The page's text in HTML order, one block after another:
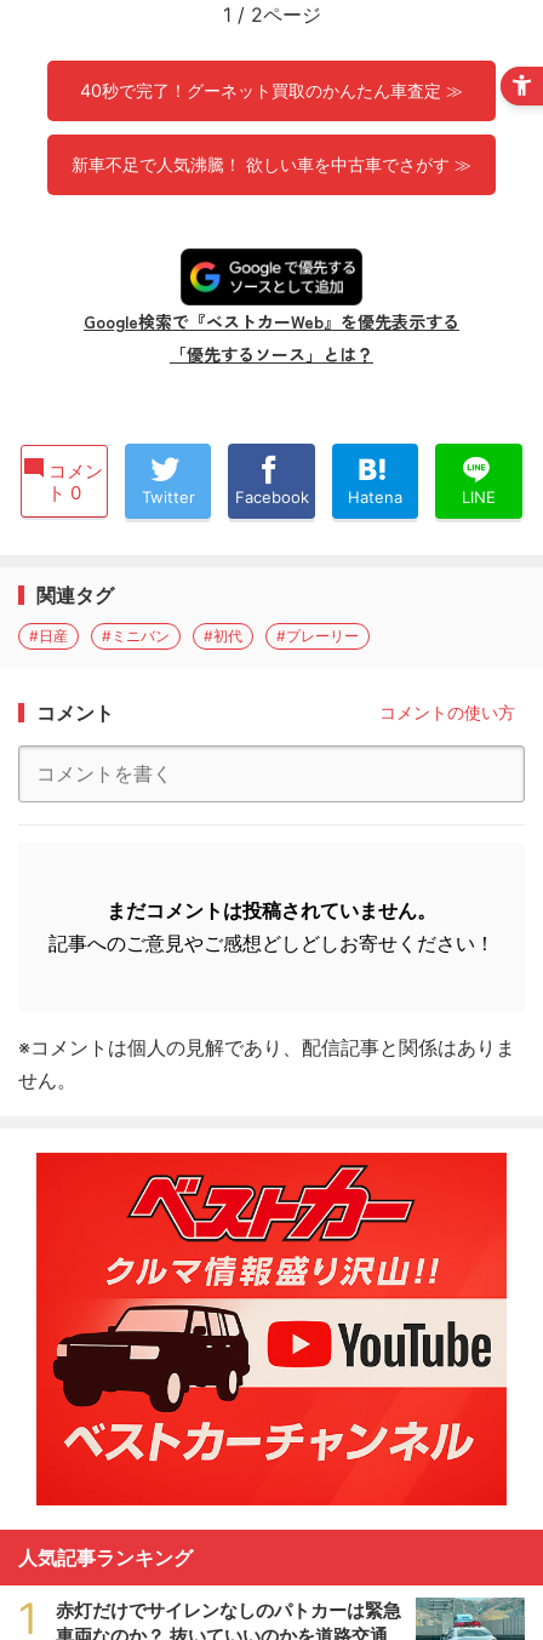
1 / 2ページ
40秒で完了！グーネット買取のかんたん車査定 ≫
新車不足で人気沸騰！ 欲しい車を中古車でさがす ≫
Google検索で『ベストカーWeb』を優先表示する
「優先するソース」とは？
コメン
ト 0
Twitter Facebook Hatena LINE
関連タグ
#日産 #ミニバン #初代 #プレーリー
コメント コメントの使い方
まだコメントは投稿されていません。
記事へのご意見やご感想どしどしお寄せください！
※コメントは個人の見解であり、配信記事と関係はありま
せん。
人気記事ランキング
1
赤灯だけでサイレンなしのパトカーは緊急